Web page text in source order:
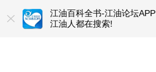
用
江油百科全书-江油论坛APP
江油人都在搜索!